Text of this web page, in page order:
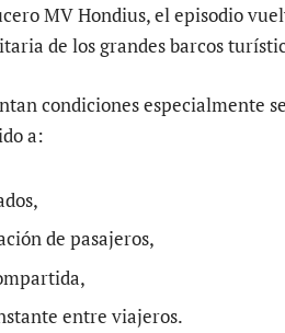
MV Hondius, el episodio
de los grandes barcos
condiciones especialmente
a:
de pasajeros,
entre viajeros.